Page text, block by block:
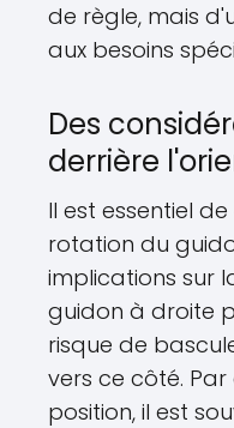
de règle, mais
aux besoins
Des
derrière
Il est essentiel
rotation du
implications sur
guidon à droite
risque de
vers ce côté.
position, il est